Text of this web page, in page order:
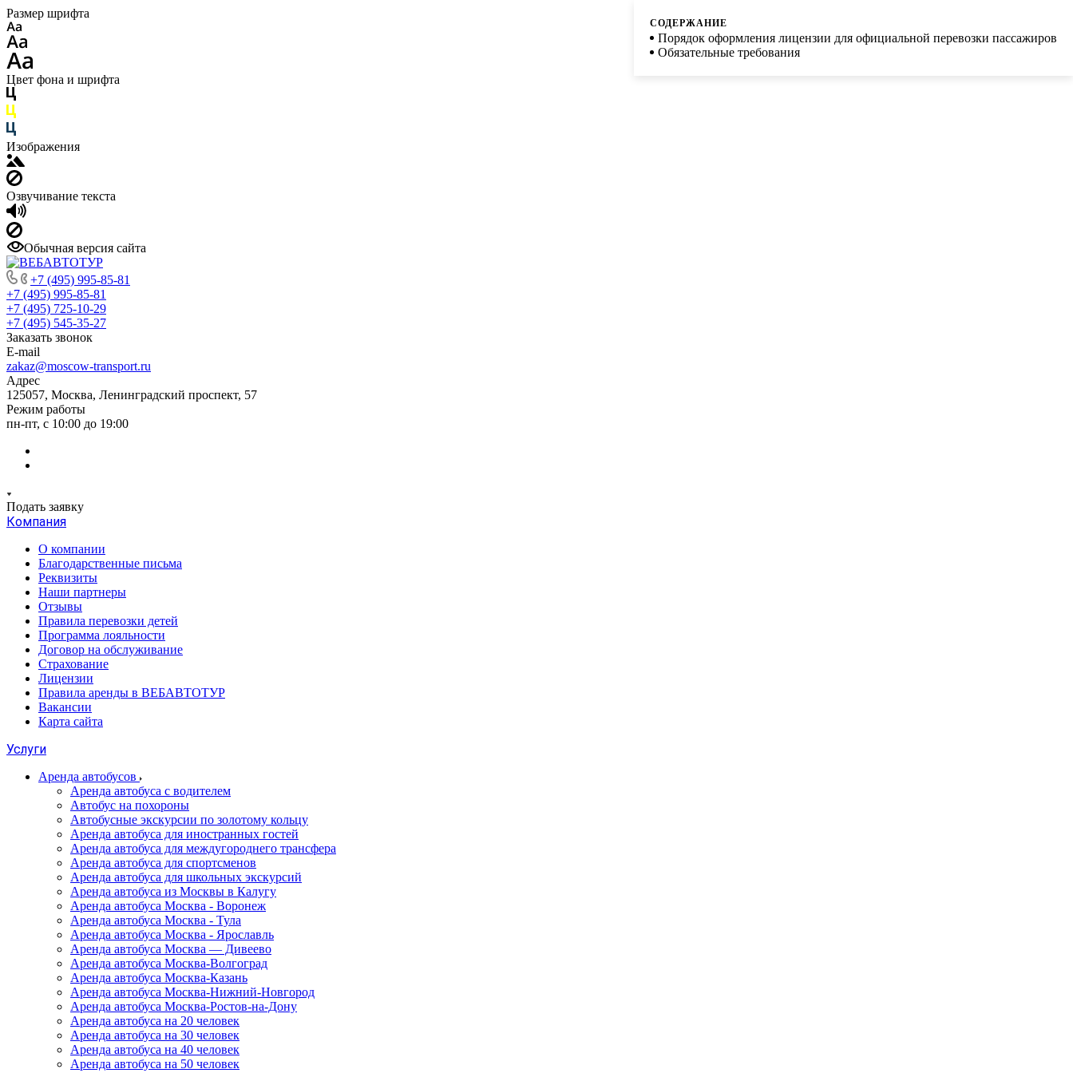
Размер шрифта
Цвет фона и шрифта
Изображения
Озвучивание текста
Обычная версия сайта
+7 (495) 995-85-81
+7 (495) 995-85-81
+7 (495) 725-10-29
+7 (495) 545-35-27
Заказать звонок
E-mail
zakaz@moscow-transport.ru
Адрес
125057, Москва, Ленинградский проспект, 57
Режим работы
пн-пт, с 10:00 до 19:00
Подать заявку
Компания
О компании
Благодарственные письма
Реквизиты
Наши партнеры
Отзывы
Правила перевозки детей
Программа лояльности
Договор на обслуживание
Страхование
Лицензии
Правила аренды в ВЕБАВТОТУР
Вакансии
Карта сайта
Услуги
Аренда автобусов
Аренда автобуса с водителем
Автобус на похороны
Автобусные экскурсии по золотому кольцу
Аренда автобуса для иностранных гостей
Аренда автобуса для междугороднего трансфера
Аренда автобуса для спортсменов
Аренда автобуса для школьных экскурсий
Аренда автобуса из Москвы в Калугу
Аренда автобуса Москва - Воронеж
Аренда автобуса Москва - Тула
Аренда автобуса Москва - Ярославль
Аренда автобуса Москва — Дивеево
Аренда автобуса Москва-Волгоград
Аренда автобуса Москва-Казань
Аренда автобуса Москва-Нижний-Новгород
Аренда автобуса Москва-Ростов-на-Дону
Аренда автобуса на 20 человек
Аренда автобуса на 30 человек
Аренда автобуса на 40 человек
Аренда автобуса на 50 человек
СОДЕРЖАНИЕ
Порядок оформления лицензии для официальной перевозки пассажиров
Обязательные требования